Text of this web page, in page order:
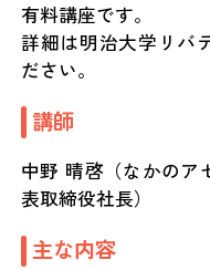
有料講座です。
詳細は明治大学リバ
ださい。
講師
中野 晴啓（なかのア
表取締役社長）
主な内容